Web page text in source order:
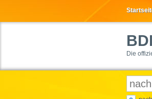
BDI
Die